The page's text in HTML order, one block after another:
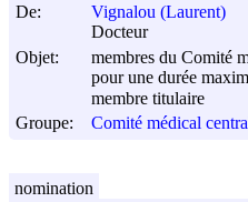
De:
Vignalou (Laurent)
Docteur
Objet:
membres du Comité
pour une durée
membre titulaire
Groupe:
Comité médical
nomination